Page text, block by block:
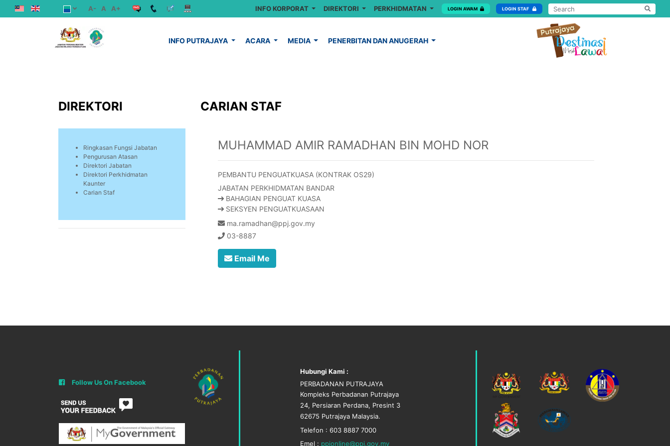
A- A A+ INFO KORPORAT DIREKTORI PERKHIDMATAN LOGIN AWAM LOGIN STAF
INFO PUTRAJAYA ACARA MEDIA PENERBITAN DAN ANUGERAH
DIREKTORI
Ringkasan Fungsi Jabatan
Pengurusan Atasan
Direktori Jabatan
Direktori Perkhidmatan
Kaunter
Carian Staf
CARIAN STAF
MUHAMMAD AMIR RAMADHAN BIN MOHD NOR
PEMBANTU PENGUATKUASA (KONTRAK OS29)
JABATAN PERKHIDMATAN BANDAR
BAHAGIAN PENGUAT KUASA
SEKSYEN PENGUATKUASAAN
ma.ramadhan@ppj.gov.my
03-8887
Email Me
Follow Us On Facebook
Hubungi Kami :
PERBADANAN PUTRAJAYA
Kompleks Perbadanan Putrajaya
24, Persiaran Perdana, Presint 3
62675 Putrajaya Malaysia.
Telefon : 603 8887 7000
Emel : ppjonline@ppj.gov.my